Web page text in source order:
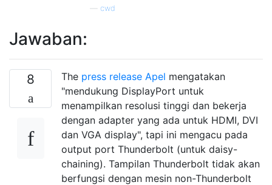
cwd
Jawaban:
8 The press release Apel mengatakan
"mendukung DisplayPort untuk
menampilkan resolusi tinggi dan bekerja
dengan adapter yang ada untuk HDMI, DVI
dan VGA display", tapi ini mengacu pada
output port Thunderbolt (untuk daisy-
chaining). Tampilan Thunderbolt tidak akan
berfungsi dengan mesin non-Thunderbolt